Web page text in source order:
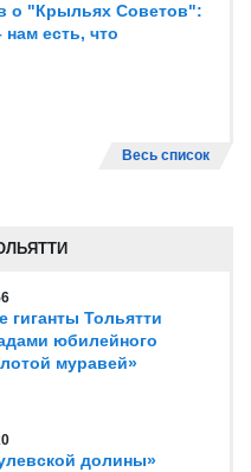
о "Крыльях Советов":
есть, что
Весь список
Тольятти
юбилейного
муравей»
долины»